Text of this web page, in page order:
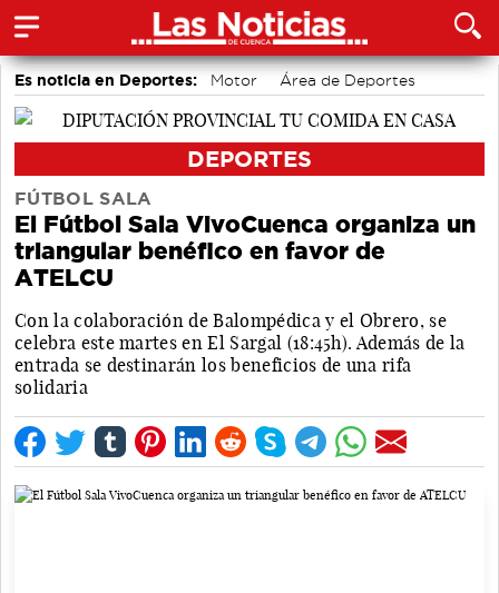
Es noticia en Deportes: Motor
Área de Deportes
Bádminton
DEPORTES
FÚTBOL SALA
El Fútbol Sala VivoCuenca organiza un
triangular benéfico en favor de
ATELCU
Con la colaboración de Balompédica y el Obrero, se
celebra este martes en El Sargal (18:45h). Además de la
entrada se destinarán los beneficios de una rifa
solidaria